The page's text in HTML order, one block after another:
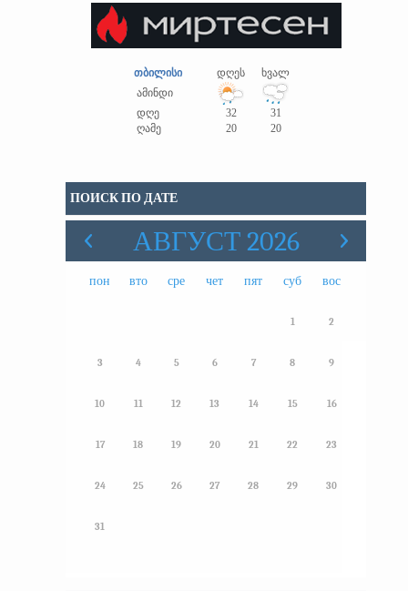
თბილისი დღეს
ხვალ
ამინდი
დღე
32
31
ღამე
20 20
ПОИСК ПО ДАТЕ
АВГУСТ 2026
пон вто сре чет пят суб вос
1 2
3 4 5 6 7 8 9
10 11 12 13 14 15 16
17 18 19 20 21 22 23
24 25 26 27 28 29 30
31